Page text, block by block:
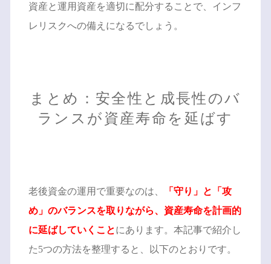
資産と運用資産を適切に配分することで、インフ
レリスクへの備えになるでしょう。
まとめ：安全性と成長性のバ
ランスが資産寿命を延ばす
老後資金の運用で重要なのは、
「守り」と「攻
め」のバランスを取りながら、資産寿命を計画的
に延ばしていくことにあります。本記事で紹介し
た5つの方法を整理すると、以下のとおりです。